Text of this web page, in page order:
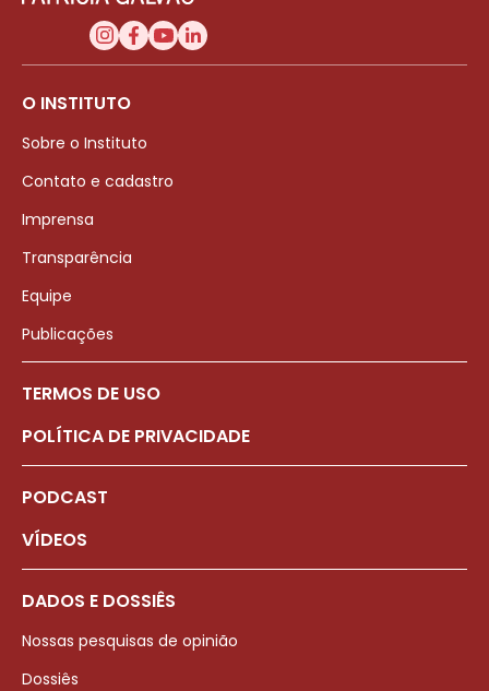
O INSTITUTO
Sobre o Instituto
Contato e cadastro
Imprensa
Transparência
Equipe
Publicações
TERMOS DE USO
POLÍTICA DE PRIVACIDADE
PODCAST
VÍDEOS
DADOS E DOSSIÊS
Nossas pesquisas de opinião
Dossiês